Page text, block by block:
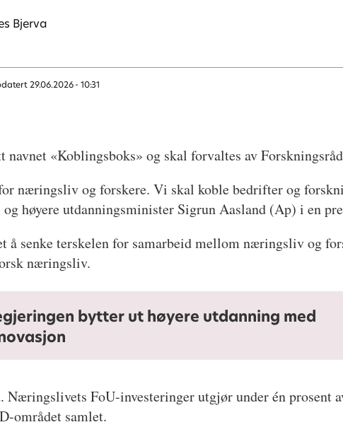
Bjerva
29.06.2026 - 10:31
navnet «Koblingsboks» og skal forvaltes av
næringsliv og forskere. Vi skal koble bedrifter og
høyere utdanningsminister Sigrun Aasland (Ap) i en
å senke terskelen for samarbeid mellom næringsliv og
næringsliv.
bytter ut høyere utdanning med
Næringslivets FoU-investeringer utgjør under én prosent
området samlet.